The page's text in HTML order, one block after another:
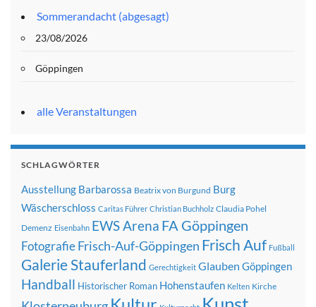
Sommerandacht (abgesagt)
23/08/2026
Göppingen
alle Veranstaltungen
SCHLAGWÖRTER
Ausstellung Barbarossa Beatrix von Burgund Burg
Wäscherschloss Caritas Führer Christian Buchholz Claudia Pohel
Demenz Eisenbahn EWS Arena FA Göppingen
FotografieFrisch-Auf-Göppingen Frisch Auf Fußball
Galerie Stauferland Gerechtigkeit Glauben Göppingen
Handball Historischer Roman Hohenstaufen Kelten Kirche